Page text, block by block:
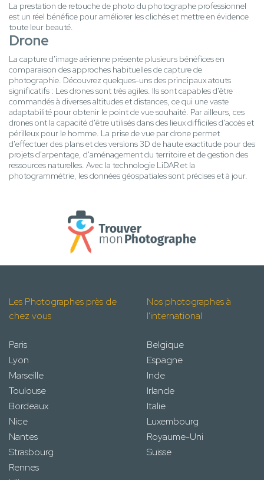
La prestation de retouche de photo du photographe professionnel
est un réel bénéfice pour améliorer les clichés et mettre en évidence
toute leur beauté.
Drone
La capture d'image aérienne présente plusieurs bénéfices en
comparaison des approches habituelles de capture de
photographie. Découvrez quelques-uns des principaux atouts
significatifs : Les drones sont très agiles. Ils sont capables d'être
commandés à diverses altitudes et distances, ce qui une vaste
adaptabilité pour obtenir le point de vue souhaité. Par ailleurs, ces
drones ont la capacité d'être utilisés dans des lieux difficiles d'accès et
périlleux pour le homme. La prise de vue par drone permet
d'effectuer des plans et des versions 3D de haute exactitude pour des
projets d'arpentage, d'aménagement du territoire et de gestion des
ressources naturelles. Avec la technologie LiDAR et la
photogrammétrie, les données géospatiales sont précises et à jour.
Les Photographes près de
chez vous
Paris
Lyon
Marseille
Toulouse
Bordeaux
Nice
Nantes
Strasbourg
Rennes
Nos photographes à
l'international
Belgique
Espagne
Inde
Irlande
Italie
Luxembourg
Royaume-Uni
Suisse